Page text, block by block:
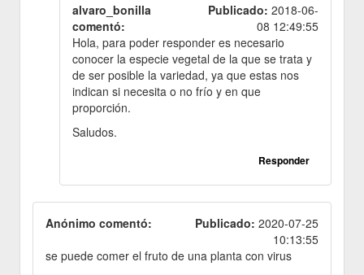
alvaro_bonilla
comentó:
Publicado: 2018-06-
08 12:49:55
Hola, para poder responder es necesario
conocer la especie vegetal de la que se trata y
de ser posible la variedad, ya que estas nos
indican si necesita o no frío y en que
proporción.
Saludos.
Responder
Anónimo comentó: Publicado: 2020-07-25
10:13:55
se puede comer el fruto de una planta con virus